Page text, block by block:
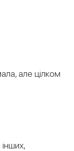
але цілком